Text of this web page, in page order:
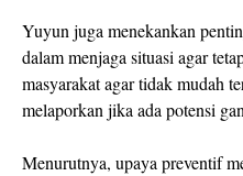
Yuyun juga menekankan
dalam menjaga situasi agar
masyarakat agar tidak mudah
melaporkan jika ada potensi
Menurutnya, upaya preventif